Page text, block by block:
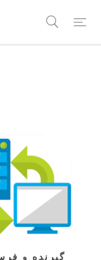
گیرنده و